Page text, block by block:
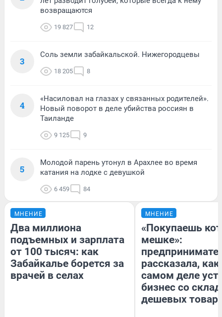
возвращаются
19 827 12
3
Соль земли забайкальской. Нижегородцевы
18 205 8
4
«Насиловал на глазах у связанных родителей».
Новый поворот в деле убийства россиян в
Таиланде
9 125 9
5
Молодой парень утонул в Арахлее во время
катания на лодке с девушкой
6 459 84
МНЕНИЕ
Два миллиона
подъемных и зарплата
от 100 тысяч: как
Забайкалье борется за
врачей в селах
МНЕНИЕ
«Покупаешь
мешке»:
рассказала, как
самом деле
бизнес со
дешевых